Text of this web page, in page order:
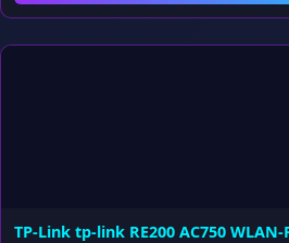
TP-Link tp-link RE200 AC750